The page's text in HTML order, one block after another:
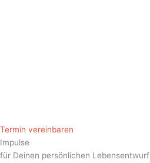
Termin vereinbaren
Impulse
für Deinen persönlichen Lebensentwurf